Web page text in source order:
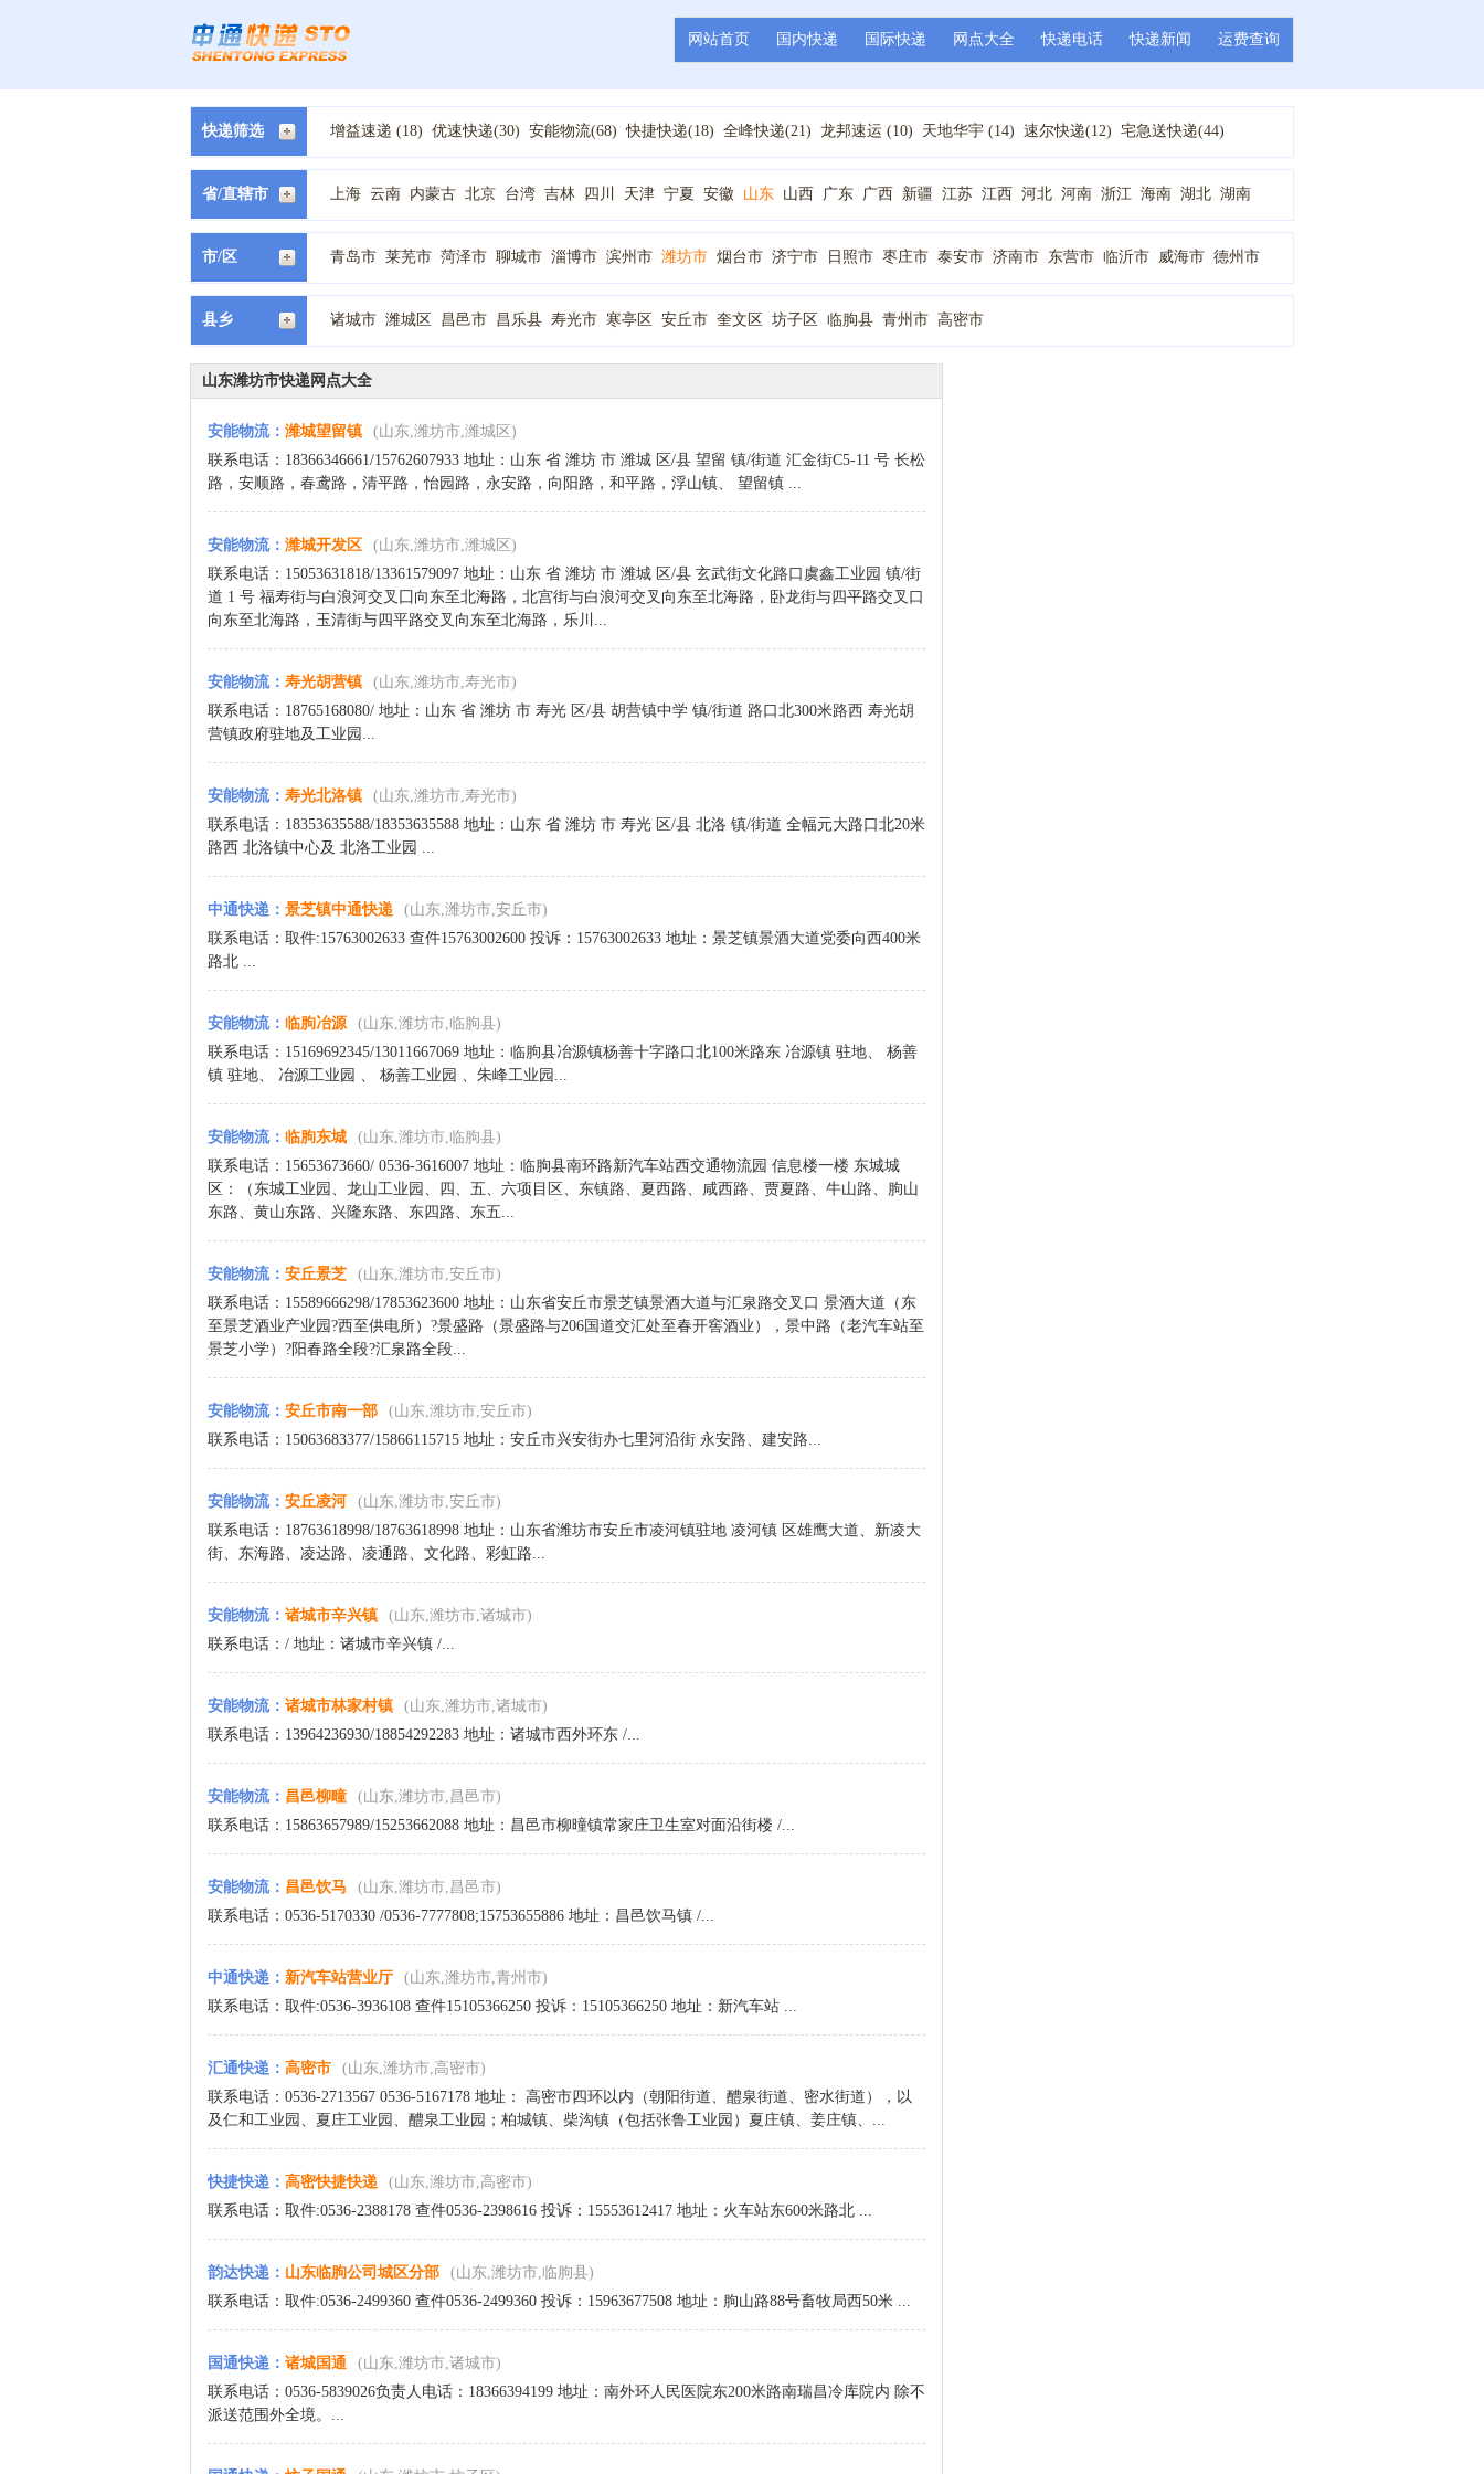
网站首页 国内快递 国际快递 网点大全 快递电话 快递新闻 运费查询
快递筛选 增益速递 (18) 优速快递(30) 安能物流(68) 快捷快递(18) 全峰快递(21) 龙邦速运 (10) 天地华宇 (14) 速尔快递(12) 宅急送快递(44)
中通快递(30) 国通快递(27) 韵达快递(4) 德邦物流(32) 顺丰快递(7) 天天快递(12) 百世汇通快递(20) 申通快递(4) 圆通快递(9) EMS快递(1)
优速物流 (4)
佳吉快递 (11) 新邦物流(1) 百世快运(2)
省/直辖市 上海 云南 内蒙古 北京 台湾 吉林 四川 天津 宁夏 安徽 山东 山西 广东 广西 新疆 江苏 江西 河北 河南 浙江 海南 湖北 湖南
甘肃 福建 西藏 贵州 辽宁 重庆 陕西 青海 黑龙江
市/区 青岛市 莱芜市 菏泽市 聊城市 淄博市 滨州市 潍坊市 烟台市 济宁市 日照市 枣庄市 泰安市 济南市 东营市 临沂市 威海市 德州市
县乡 诸城市 潍城区 昌邑市 昌乐县 寿光市 寒亭区 安丘市 奎文区 坊子区 临朐县 青州市 高密市
山东潍坊市快递网点大全
安能物流： 潍城望留镇
(山东,潍坊市,潍城区)
联系电话：18366346661/15762607933 地址：山东 省 潍坊 市 潍城 区/县 望留 镇/街道 汇金街C5-11 号 长松
路，安顺路，春鸢路，清平路，怡园路，永安路，向阳路，和平路，浮山镇、 望留镇 ...
安能物流： 潍城开发区
(山东,潍坊市,潍城区)
联系电话：15053631818/13361579097 地址：山东 省 潍坊 市 潍城 区/县 玄武街文化路口虞鑫工业园 镇/街
道 1 号 福寿街与白浪河交叉囗向东至北海路，北宫街与白浪河交叉向东至北海路，卧龙街与四平路交叉口
向东至北海路，玉清街与四平路交叉向东至北海路，乐川...
安能物流： 寿光胡营镇
(山东,潍坊市,寿光市)
联系电话：18765168080/ 地址：山东 省 潍坊 市 寿光 区/县 胡营镇中学 镇/街道 路口北300米路西 寿光胡
营镇政府驻地及工业园...
安能物流： 寿光北洛镇
(山东,潍坊市,寿光市)
联系电话：18353635588/18353635588 地址：山东 省 潍坊 市 寿光 区/县 北洛 镇/街道 全幅元大路口北20米
路西 北洛镇中心及 北洛工业园 ...
中通快递 ： 景芝镇中通快递
(山东,潍坊市,安丘市)
联系电话：取件:15763002633 查件15763002600 投诉：15763002633 地址：景芝镇景酒大道党委向西400米
路北 ...
安能物流： 临朐冶源
(山东,潍坊市,临朐县)
联系电话：15169692345/13011667069 地址：临朐县冶源镇杨善十字路口北100米路东 冶源镇 驻地、 杨善
镇 驻地、 冶源工业园 、 杨善工业园 、朱峰工业园...
安能物流： 临朐东城
(山东,潍坊市,临朐县)
联系电话：15653673660/ 0536-3616007 地址：临朐县南环路新汽车站西交通物流园 信息楼一楼 东城城
区：（东城工业园、龙山工业园、四、五、六项目区、东镇路、夏西路、咸西路、贾夏路、牛山路、朐山
东路、黄山东路、兴隆东路、东四路、东五...
安能物流： 安丘景芝
(山东,潍坊市,安丘市)
联系电话：15589666298/17853623600 地址：山东省安丘市景芝镇景酒大道与汇泉路交叉口 景酒大道（东
至景芝酒业产业园?西至供电所）?景盛路（景盛路与206国道交汇处至春开窖酒业），景中路（老汽车站至
景芝小学）?阳春路全段?汇泉路全段...
安能物流： 安丘市南一部
(山东,潍坊市,安丘市)
联系电话：15063683377/15866115715 地址：安丘市兴安街办七里河沿街 永安路、建安路...
安能物流： 安丘凌河
(山东,潍坊市,安丘市)
联系电话：18763618998/18763618998 地址：山东省潍坊市安丘市凌河镇驻地 凌河镇 区雄鹰大道、新凌大
街、东海路、凌达路、凌通路、文化路、彩虹路...
安能物流： 诸城市辛兴镇
(山东,潍坊市,诸城市)
联系电话：/ 地址：诸城市辛兴镇 /...
安能物流： 诸城市林家村镇
(山东,潍坊市,诸城市)
联系电话：13964236930/18854292283 地址：诸城市西外环东 /...
安能物流： 昌邑柳疃
(山东,潍坊市,昌邑市)
联系电话：15863657989/15253662088 地址：昌邑市柳曈镇常家庄卫生室对面沿街楼 /...
安能物流： 昌邑饮马
(山东,潍坊市,昌邑市)
联系电话：0536-5170330 /0536-7777808;15753655886 地址：昌邑饮马镇 /...
中通快递 ： 新汽车站营业厅
(山东,潍坊市,青州市)
联系电话：取件:0536-3936108 查件15105366250 投诉：15105366250 地址：新汽车站 ...
汇通快递 ： 高密市
(山东,潍坊市,高密市)
联系电话：0536-2713567 0536-5167178 地址： 高密市四环以内（朝阳街道、醴泉街道、密水街道），以
及仁和工业园、夏庄工业园、醴泉工业园；柏城镇、柴沟镇（包括张鲁工业园）夏庄镇、姜庄镇、...
快捷快递 ： 高密快捷快递
(山东,潍坊市,高密市)
联系电话：取件:0536-2388178 查件0536-2398616 投诉：15553612417 地址：火车站东600米路北 ...
韵达快递 ： 山东临朐公司城区分部
(山东,潍坊市,临朐县)
联系电话：取件:0536-2499360 查件0536-2499360 投诉：15963677508 地址：朐山路88号畜牧局西50米 ...
国通快递 ： 诸城国通
(山东,潍坊市,诸城市)
联系电话：0536-5839026负责人电话：18366394199 地址：南外环人民医院东200米路南瑞昌冷库院内 除不
派送范围外全境。...